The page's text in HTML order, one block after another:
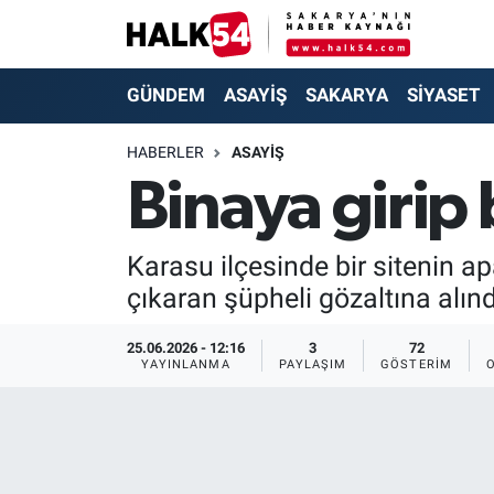
GÜNDEM ASAYİŞ SAKARYA SİYASET
HABERLER ASAYİŞ
Binaya girip
Karasu ilçesinde bir sitenin
çıkaran şüpheli gözaltına
25.06.2026 - 12:16
YAYINLANMA
3
PAYLAŞIM
72
GÖSTERIM
GÜNDEM
SAKARYA
SİYASET
EKONOMİ
Adapazarı Nöbetçi Eczaneler
Adapazarı Trafik Yoğunluk Haritası
Süper Lig Puan Durumu ve Fikstür
Tüm Manşetler
Son Dakika Haberleri